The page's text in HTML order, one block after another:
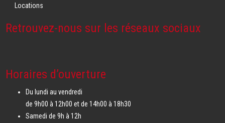
Locations
Retrouvez-nous sur les réseaux sociaux
Horaires d’ouverture
Du lundi au vendredi
de 9h00 à 12h00 et de 14h00 à 18h30
Samedi de 9h à 12h